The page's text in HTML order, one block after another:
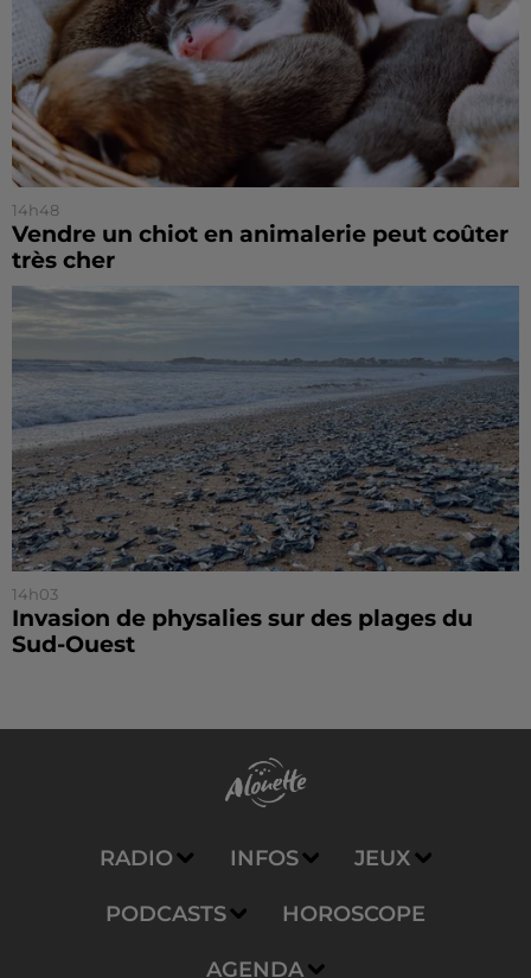
14h48
Vendre un chiot en animalerie peut coûter
très cher
14h03
Invasion de physalies sur des plages du
Sud-Ouest
RADIO INFOS JEUX
PODCASTS HOROSCOPE
AGENDA